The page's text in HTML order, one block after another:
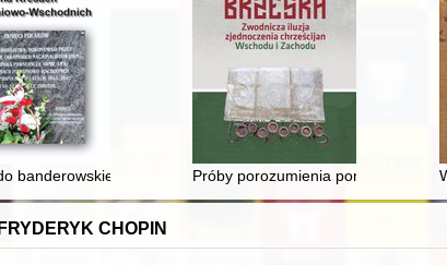
wojny" : przyczynek do tematu na podstawie kwerendy
banderowskiego ludobójstwa, czyli Polacy i Ukraińcy na
Próby porozumienia pomiędzy
FRYDERYK CHOPIN